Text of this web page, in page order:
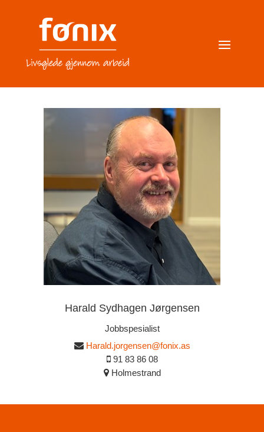
Harald Sydhagen Jørgensen
Jobbspesialist
91 83 86 08
Holmestrand
Harald.jorgensen@fonix.as